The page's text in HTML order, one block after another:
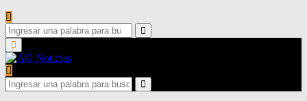
Search
for:
Search
Primary
Menu
Search
for:
Search